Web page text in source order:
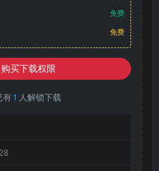
免费
免费
购买下载权限
有1 人解锁下载